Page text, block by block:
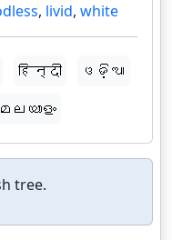
, livid, white
हिन्दी
ଓଡ଼ିଆ
മലയാളം
tree.